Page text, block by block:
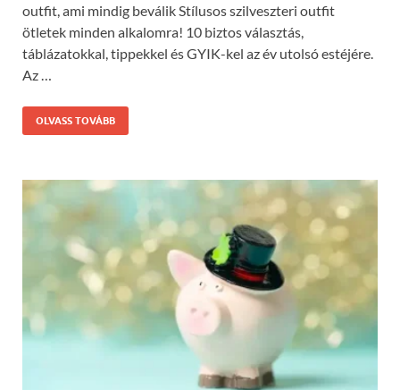
outfit, ami mindig beválik Stílusos szilveszteri outfit
ötletek minden alkalomra! 10 biztos választás,
táblázatokkal, tippekkel és GYIK-kel az év utolsó estéjére.
Az …
OLVASS TOVÁBB